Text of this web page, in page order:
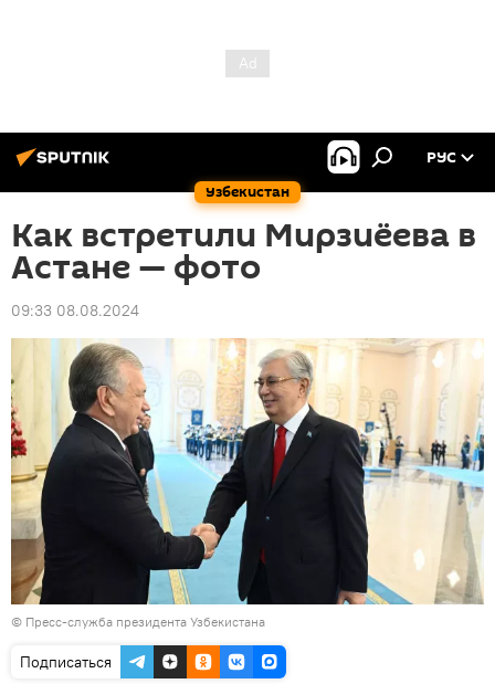
Узбекистан
РУС
Как встретили Мирзиёева в
Астане — фото
09:33 08.08.2024
© Пресс-служба президента Узбекистана
Подписаться